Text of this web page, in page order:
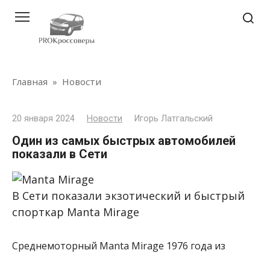
контенту
Главная » Новости
20 января 2024 Новости Игорь Латгальский
Один из самых быстрых автомобилей
показали в Сети
В Сети показали экзотический и быстрый
спорткар Manta Mirage
Среднемоторный Manta Mirage 1976 года из